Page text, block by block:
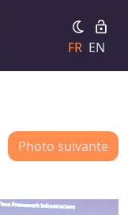
FR EN
Photo suivante